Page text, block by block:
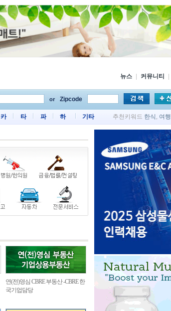
뉴스 커뮤니티
or Zipcode
카 타 파 하 기타 추천키워드 한식 , 여행
연(전)영심 CBRE 부동산 -CBRE 한
국기업담당